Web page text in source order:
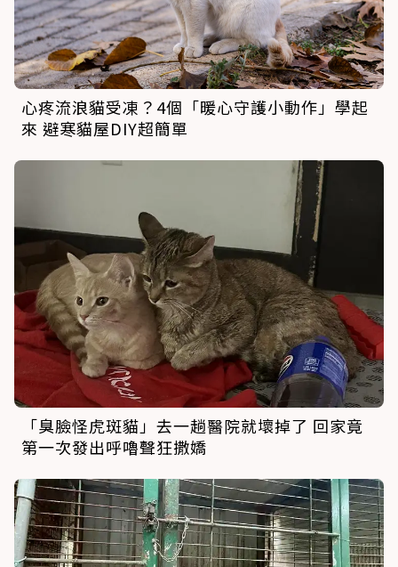
心疼流浪貓受凍？4個「暖心守護小動作」學起
來 避寒貓屋DIY超簡單
「臭臉怪虎斑貓」去一趟醫院就壞掉了 回家竟
第一次發出呼嚕聲狂撒嬌